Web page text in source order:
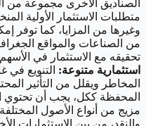
الصناديق الأخرى مجموعة من
متطلبات الاستثمار الأولية
وغيرها من المزايا، كما توفر
من الصناعات والمواقع
تحقيقه مع الاستثمار في
استثمارية متنوعة: التنويع في
المخاطر ويقلل من التأثير
المحفظة ككل، يجب أن تحتوي
مزيج من أنواع الأصول